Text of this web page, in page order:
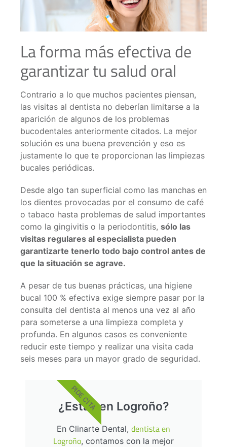
La forma más efectiva de
garantizar tu salud oral
Contrario a lo que muchos pacientes piensan,
las visitas al dentista no deberían limitarse a la
aparición de algunos de los problemas
bucodentales anteriormente citados. La mejor
solución es una buena prevención y eso es
justamente lo que te proporcionan las limpiezas
bucales periódicas.
Desde algo tan superficial como las manchas en
los dientes provocadas por el consumo de café
o tabaco hasta problemas de salud importantes
como la gingivitis o la periodontitis, sólo las
visitas regulares al especialista pueden
garantizarte tenerlo todo bajo control antes de
que la situación se agrave.
A pesar de tus buenas prácticas, una higiene
bucal 100 % efectiva exige siempre pasar por la
consulta del dentista al menos una vez al año
para someterse a una limpieza completa y
profunda. En algunos casos es conveniente
reducir este tiempo y realizar una visita cada
seis meses para un mayor grado de seguridad.
¿Estás en Logroño?
En Clinarte Dental, dentista en
Logroño, contamos con la mejor
PIDE CITA